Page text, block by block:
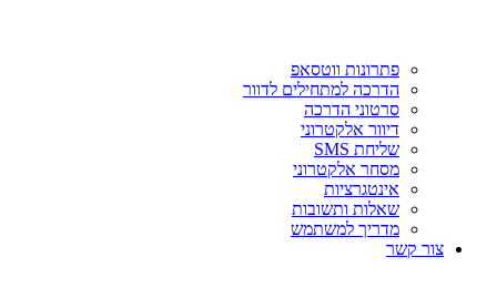
פתרונות ווטסאפ
הדרכה למתחילים לדוור
סרטוני הדרכה
דיוור אלקטרוני
שליחת SMS
מסחר אלקטרוני
אינטגרציות
שאלות ותשובות
מדריך למשתמש
צור קשר